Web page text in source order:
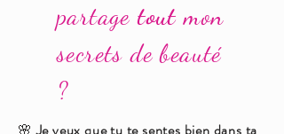
partagetoutmon
secrets de beauté
?